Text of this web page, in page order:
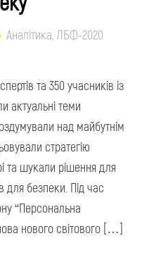
Аналітика, ЛБФ-2020
та 350 учасників із
актуальні теми
над майбутнім
стратегію
та шукали рішення для
для безпеки. Під час
“Персональна
нового світового […]